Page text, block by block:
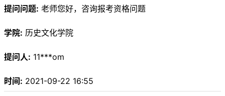
提问问题: 老师您好，咨询报考资格问题
学院: 历史文化学院
提问人: 11***om
时间: 2021-09-22 16:55